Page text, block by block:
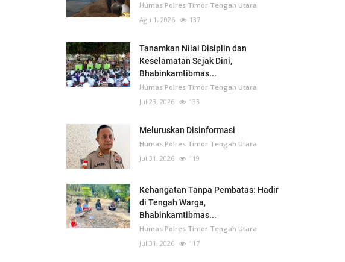
Humas Polres Timor Tengah Utara
Agu 1, 2026
137
Tanamkan Nilai Disiplin dan
Keselamatan Sejak Dini,
Bhabinkamtibmas...
Humas Polres Timor Tengah Utara
Jul 23, 2026
133
Meluruskan Disinformasi
Humas Polres Timor Tengah Utara
Jul 31, 2026
119
Kehangatan Tanpa Pembatas: Hadir
di Tengah Warga,
Bhabinkamtibmas...
Humas Polres Timor Tengah Utara
Jul 31, 2026
117